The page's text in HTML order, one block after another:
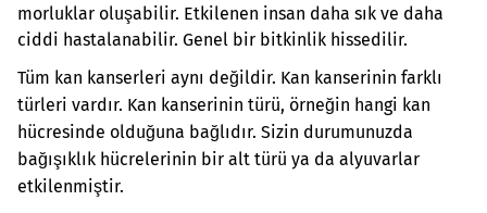
morluklar oluşabilir. Etkilenen insan daha sık ve daha
ciddi hastalanabilir. Genel bir bitkinlik hissedilir.
Tüm kan kanserleri aynı değildir. Kan kanserinin farklı
türleri vardır. Kan kanserinin türü, örneğin hangi kan
hücresinde olduğuna bağlıdır. Sizin durumunuzda
bağışıklık hücrelerinin bir alt türü ya da alyuvarlar
etkilenmiştir.